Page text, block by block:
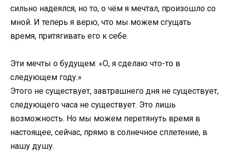
сильно надеялся, но то, о чём я мечтал, произошло со
мной. И теперь я верю, что мы можем сгущать
время, притягивать его к себе.
Эти мечты о будущем: «О, я сделаю что-то в
следующем году.»
Этого не существует, завтрашнего дня не существует,
следующего часа не существует. Это лишь
возможность. Но мы можем перетянуть время в
настоящее, сейчас, прямо в солнечное сплетение, в
нашу душу.